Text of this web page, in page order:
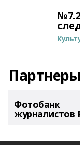
Партнеры
Фотобанк
журналистов